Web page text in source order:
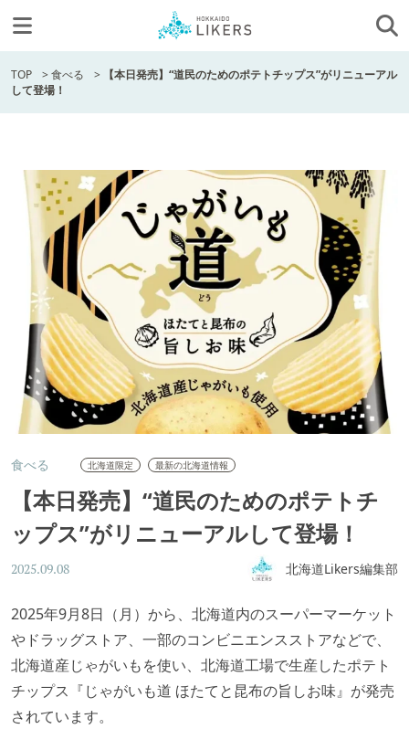
TOP >食べる > 【本日発売】“道民のためのポテトチップス”がリニューアル
して登場！
食べる 北海道限定 最新の北海道情報
【本日発売】“道民のためのポテトチ
ップス”がリニューアルして登場！
2025.09.08 北海道Likers編集部
2025年9月8日（月）から、北海道内のスーパーマーケット
やドラッグストア、一部のコンビニエンスストアなどで、
北海道産じゃがいもを使い、北海道工場で生産したポテト
チップス『じゃがいも道 ほたてと昆布の旨しお味』が発売
されています。